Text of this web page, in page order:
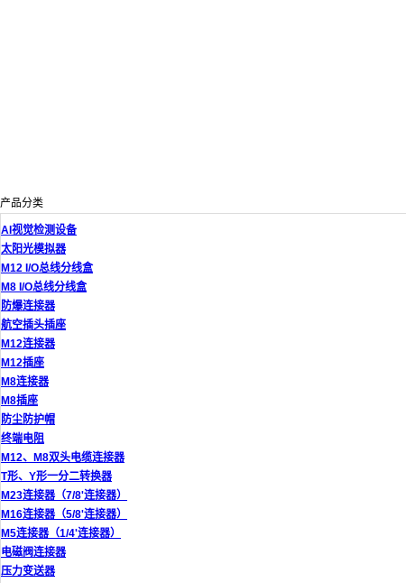
产品分类
AI视觉检测设备
太阳光模拟器
M12 I/O总线分线盒
M8 I/O总线分线盒
防爆连接器
航空插头插座
M12连接器
M12插座
M8连接器
M8插座
防尘防护帽
终端电阻
M12、M8双头电缆连接器
T形、Y形一分二转换器
M23连接器（7/8'连接器）
M16连接器（5/8'连接器）
M5连接器（1/4'连接器）
电磁阀连接器
压力变送器